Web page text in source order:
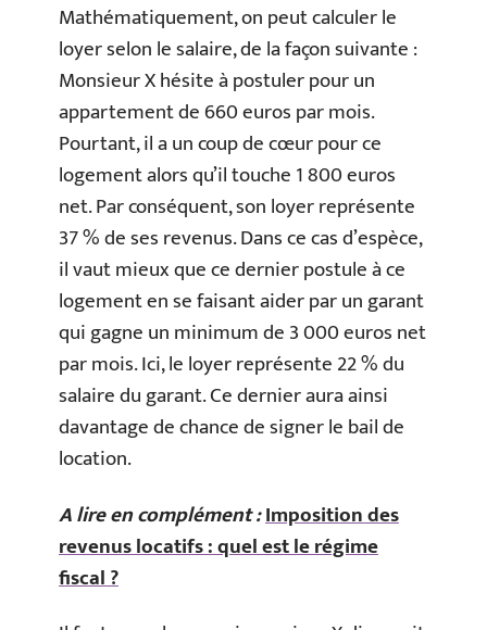
Mathématiquement, on peut calculer le
loyer selon le salaire, de la façon suivante :
Monsieur X hésite à postuler pour un
appartement de 660 euros par mois.
Pourtant, il a un coup de cœur pour ce
logement alors qu’il touche 1 800 euros
net. Par conséquent, son loyer représente
37 % de ses revenus. Dans ce cas d’espèce,
il vaut mieux que ce dernier postule à ce
logement en se faisant aider par un garant
qui gagne un minimum de 3 000 euros net
par mois. Ici, le loyer représente 22 % du
salaire du garant. Ce dernier aura ainsi
davantage de chance de signer le bail de
location.
A lire en complément :Imposition des
revenus locatifs : quel est le régime
fiscal ?